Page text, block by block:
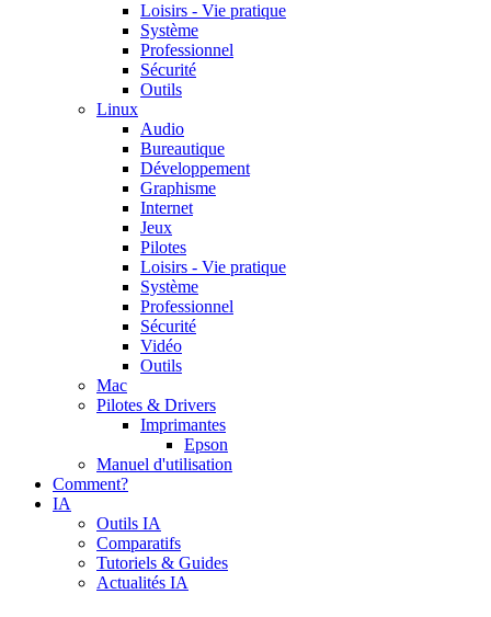
Loisirs - Vie pratique
Système
Professionnel
Sécurité
Outils
Linux
Audio
Bureautique
Développement
Graphisme
Internet
Jeux
Pilotes
Loisirs - Vie pratique
Système
Professionnel
Sécurité
Vidéo
Outils
Mac
Pilotes & Drivers
Imprimantes
Epson
Manuel d'utilisation
Comment?
IA
Outils IA
Comparatifs
Tutoriels & Guides
Actualités IA